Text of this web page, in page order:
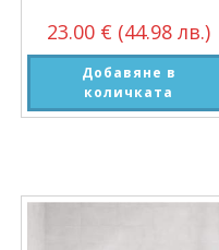
23.00 € (44.98 лв.)
Добавяне в
количката